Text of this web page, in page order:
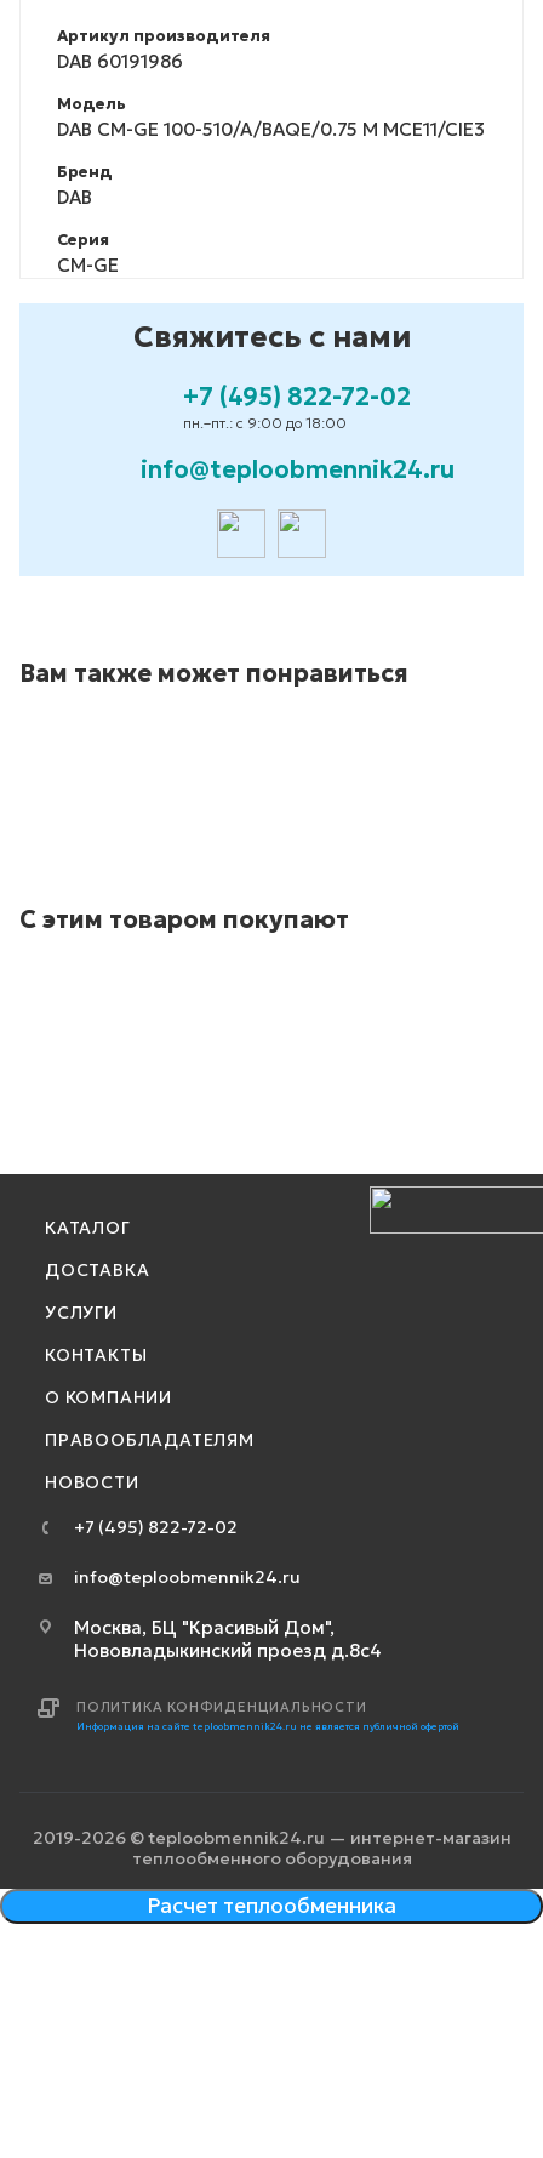
Артикул производителя
DAB 60191986
Модель
DAB CM-GE 100-510/A/BAQE/0.75 M MCE11/CIE3
Бренд
DAB
Серия
CM-GE
Свяжитесь с нами
+7 (495) 822-72-02
пн.–пт.: с 9:00 до 18:00
info@teploobmennik24.ru
Вам также может понравиться
С этим товаром покупают
КАТАЛОГ
ДОСТАВКА
УСЛУГИ
КОНТАКТЫ
О КОМПАНИИ
ПРАВООБЛАДАТЕЛЯМ
НОВОСТИ
+7 (495) 822-72-02
info@teploobmennik24.ru
Москва, БЦ "Красивый Дом",
Нововладыкинский проезд д.8с4
ПОЛИТИКА КОНФИДЕНЦИАЛЬНОСТИ
Информация на сайте teploobmennik24.ru не является публичной офертой
2019-2026 © teploobmennik24.ru — интернет-магазин
теплообменного оборудования
Расчет теплообменника